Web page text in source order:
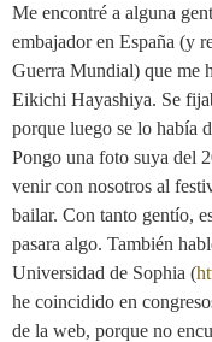
Me encontré a alguna
embajador en España (y
Guerra Mundial) que me
Eikichi Hayashiya. Se
porque luego se lo había
Pongo una foto suya del
venir con nosotros al
bailar. Con tanto gentío,
pasara algo. También
Universidad de Sophia (
he coincidido en
de la web, porque no